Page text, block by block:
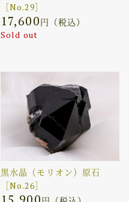
［No.29］
17,600円（税込）
Sold out
黒水晶（モリオン）原石
［No.26］